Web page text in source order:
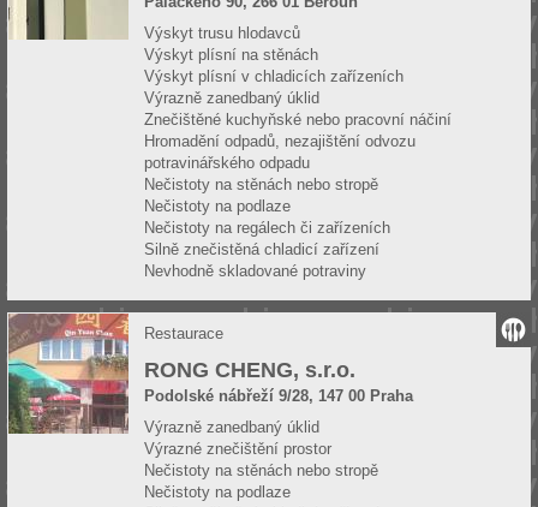
Výskyt trusu hlodavců
Výskyt plísní na stěnách
Výskyt plísní v chladicích zařízeních
Výrazně zanedbaný úklid
Znečištěné kuchyňské nebo pracovní náčiní
Hromadění odpadů, nezajištění odvozu
potravinářského odpadu
Nečistoty na stěnách nebo stropě
Nečistoty na podlaze
Nečistoty na regálech či zařízeních
Silně znečistěná chladicí zařízení
Nevhodně skladované potraviny
Restaurace
RONG CHENG, s.r.o.
Podolské nábřeží 9/28, 147 00 Praha
Výrazně zanedbaný úklid
Výrazné znečištění prostor
Nečistoty na stěnách nebo stropě
Nečistoty na podlaze